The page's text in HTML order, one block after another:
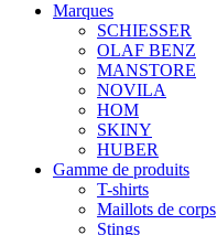
Marques
SCHIESSER
OLAF BENZ
MANSTORE
NOVILA
HOM
SKINY
HUBER
Gamme de produits
T-shirts
Maillots de corps
Stings